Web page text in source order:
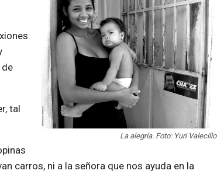
La alegría. Foto: Yuri Valecillo
tal
carros, ni a la señora que nos ayuda en la